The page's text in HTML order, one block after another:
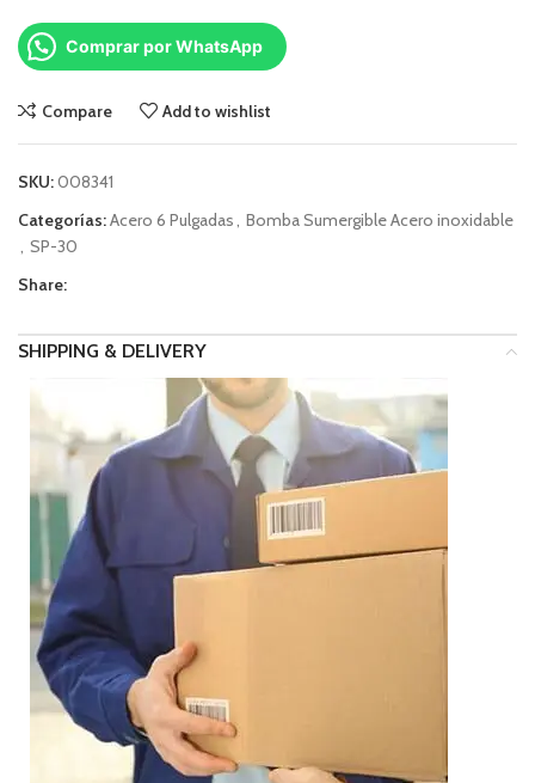
Comprar por WhatsApp
Compare Add to wishlist
SKU:008341
Categorías:Acero 6 Pulgadas, Bomba Sumergible Acero inoxidable
, SP-30
Share:
SHIPPING & DELIVERY